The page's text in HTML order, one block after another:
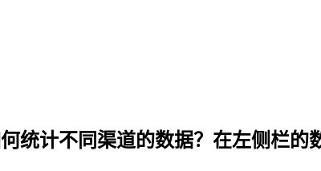
统计不同渠道的数据？在左侧栏的